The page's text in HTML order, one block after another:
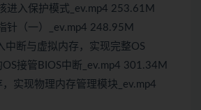
进入保护模式_ev.mp4 253.61M
针（一）_ev.mp4 248.95M
中断与虚拟内存，实现完整OS
接管BIOS中断_ev.mp4 301.34M
实现物理内存管理模块_ev.mp4